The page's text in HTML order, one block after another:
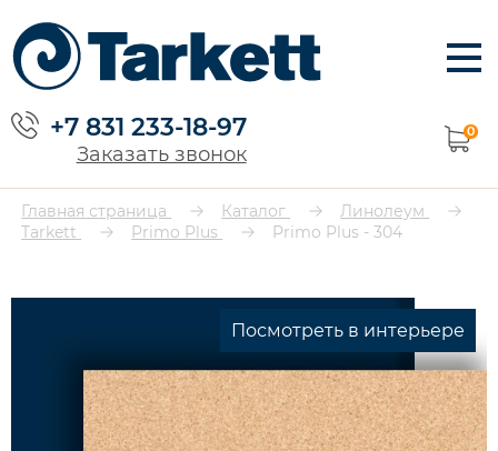
+7 831 233-18-97
Заказать звонок
0
Главная страница Каталог
Линолеум
Tarkett
Primo Plus Primo Plus - 304
Посмотреть в интерьере